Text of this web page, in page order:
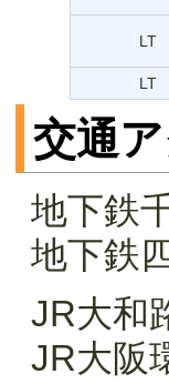
LT
LT
交通
地下
地下
JR大
JR大